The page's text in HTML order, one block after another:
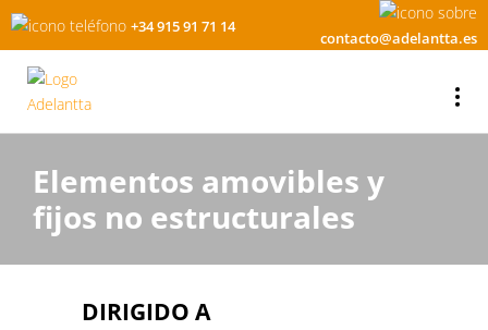
+34 915 91 71 14
contacto@adelantta.es
Elementos amovibles y
fijos no estructurales
DIRIGIDO A